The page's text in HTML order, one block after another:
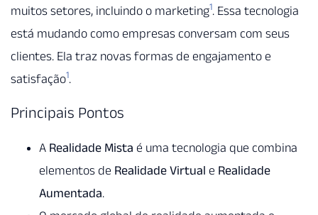
muitos setores, incluindo o marketing1. Essa tecnologia
está mudando como empresas conversam com seus
clientes. Ela traz novas formas de engajamento e
satisfação1.
Principais Pontos
A Realidade Mista é uma tecnologia que combina
elementos de Realidade Virtual e Realidade
Aumentada.